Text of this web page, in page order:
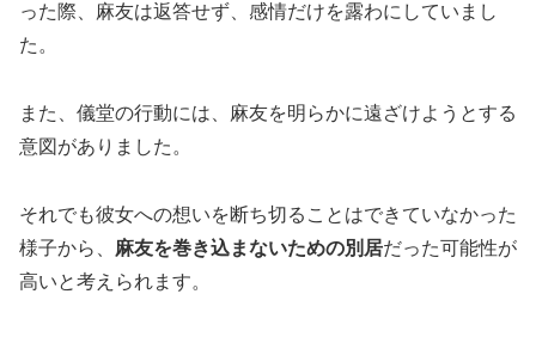
った際、麻友は返答せず、感情だけを露わにしていまし
た。
また、儀堂の行動には、麻友を明らかに遠ざけようとする
意図がありました。
それでも彼女への想いを断ち切ることはできていなかった
様子から、 麻友を巻き込まないための別居だった可能性が
高いと考えられます。